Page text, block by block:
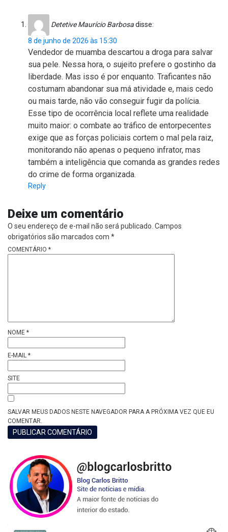
Detetive Maurício Barbosadisse:
8 de junho de 2026 às 15:30
Vendedor de muamba descartou a droga para salvar
sua pele. Nessa hora, o sujeito prefere o gostinho da
liberdade. Mas isso é por enquanto. Traficantes não
costumam abandonar sua má atividade e, mais cedo
ou mais tarde, não vão conseguir fugir da polícia.
Esse tipo de ocorrência local reflete uma realidade
muito maior: o combate ao tráfico de entorpecentes
exige que as forças policiais cortem o mal pela raiz,
monitorando não apenas o pequeno infrator, mas
também a inteligência que comanda as grandes redes
do crime de forma organizada.
Reply
Deixe um comentário
O seu endereço de e-mail não será publicado. Campos
obrigatórios são marcados com *
COMENTÁRIO *
NOME *
E-MAIL *
SITE
SALVAR MEUS DADOS NESTE NAVEGADOR PARA A PRÓXIMA VEZ QUE EU
COMENTAR.